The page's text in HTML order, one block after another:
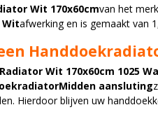
Wit 170x60cmvan het
Witafwerking en is gemaakt van
Wit 170x60cm 1025
aansluting
Hierdoor blijven uw